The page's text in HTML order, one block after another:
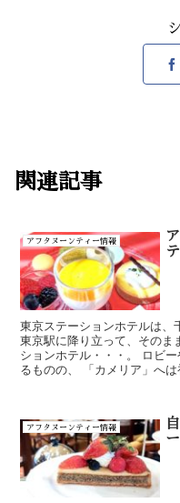
関連記事
アフタヌーンティー情報
東京ステーションホテルは、
東京駅に降り立って、そのま
ションホテル・・・。 ロビ
るものの、 「カメリア」へ
アフタヌーンティー情報